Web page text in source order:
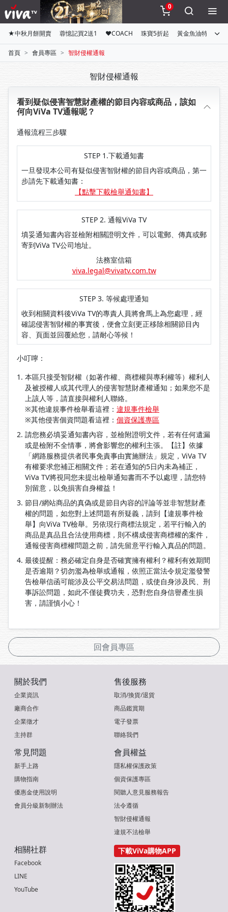
0
★中秋月餅開賣 蓉憶記買2送1 ♥COACH 珠寶5折起 黃金魚油特惠組
首頁 會員專區 智財侵權通報
智財侵權通報
看到疑似侵害智慧財產權的節目內容或商品，該如
何向ViVa TV通報呢？
通報流程三步驟
STEP 1.下載通知書
一旦發現本公司有疑似侵害智財權的節目內容或商品，第一
步請先下載通知書：
【點擊下載檢舉通知書】
STEP 2. 通報ViVa TV
填妥通知書內容並檢附相關證明文件，可以電郵、傳真或郵
寄到ViVa TV公司地址。
法務室信箱
viva.legal@vivatv.com.tw
STEP 3. 等候處理通知
收到相關資料後ViVa TV的專責人員將會馬上為您處理，經
確認侵害智財權的事實後，便會立刻更正移除相關節目內
容、頁面並回覆給您，請耐心等候！
小叮嚀：
本區只接受智財權（如著作權、商標權與專利權等）權利人
及被授權人或其代理人的侵害智慧財產權通知；如果您不是
上該人等，請直接與權利人聯絡。
※其他違規事件檢舉看這裡： 違規事件檢舉
※其他侵害個資問題看這裡： 個資保護專區
請您務必填妥通知書內容，並檢附證明文件，若有任何遺漏
或是檢附不全情事，將會影響您的權利主張。【註】依據
「網路服務提供者民事免責事由實施辦法」規定，ViVa TV
有權要求您補正相關文件；若在通知的5日內未為補正，
ViVa TV將視同您未提出檢舉通知書而不予以處理，請您特
別留意，以免損害自身權益！
節目/網站商品的真偽或是節目內容的評論等並非智慧財產
權的問題，如您對上述問題有所疑義，請到【違規事件檢
舉】向ViVa TV檢舉。另依現行商標法規定，若平行輸入的
商品是真品且合法使用商標，則不構成侵害商標權的案件，
通報侵害商標權問題之前，請先留意平行輸入真品的問題。
最後提醒：務必確定自身是否確實擁有權利？權利有效期間
是否逾期？切勿濫為檢舉或通報，依照正當法令規定濫發警
告檢舉信函可能涉及公平交易法問題，或使自身涉及民、刑
事訴訟問題，如此不僅徒費功夫，恐對您自身信譽產生損
害，請謹慎小心！
回會員專區
關於我們
企業資訊
廠商合作
企業徵才
主持群
售後服務
取消/換貨/退貨
商品鑑賞期
電子發票
聯絡我們
常見問題
新手上路
購物指南
優惠金使用說明
會員分級新制辦法
會員權益
隱私權保護政策
個資保護專區
閱聽人意見服務報告
法令遵循
智財侵權通報
違規不法檢舉
相關社群
Facebook
LINE
YouTube
下載ViVa購物APP